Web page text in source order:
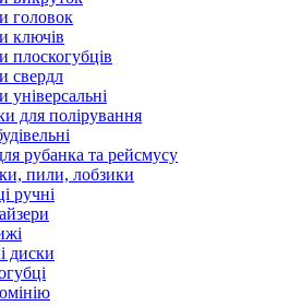
головок
ключів
плоскогубців
свердл
універсальні
для полірування
рубанка та рейсмусу
пили, лобзики
ручні
диски